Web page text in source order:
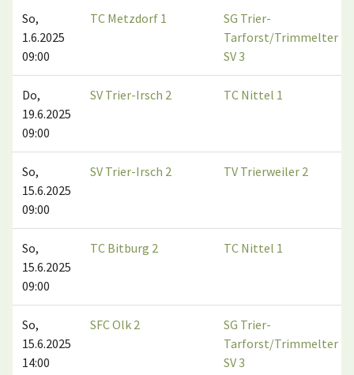
So,
1.6.2025
09:00
TC Metzdorf 1
SG Trier-
Tarforst/Trimmelter
SV 3
Do,
19.6.2025
09:00
SV Trier-Irsch 2 TC Nittel 1
So,
15.6.2025
09:00
SV Trier-Irsch 2 TV Trierweiler 2
So,
15.6.2025
09:00
TC Bitburg 2 TC Nittel 1
So,
15.6.2025
14:00
SFC Olk 2
SG Trier-
Tarforst/Trimmelter
SV 3